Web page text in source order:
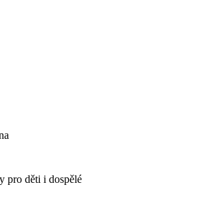
pro děti i dospělé